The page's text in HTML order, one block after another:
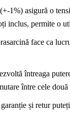
1%) asigură o
inclus, permite o
face ca
întreaga
între cele două
și retur